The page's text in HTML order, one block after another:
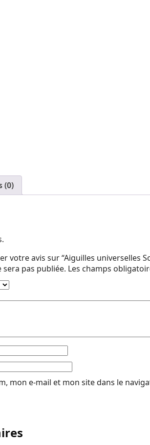
(0)
votre avis sur “Aiguilles universelles
pas publiée. Les champs
mon e-mail et mon site dans le